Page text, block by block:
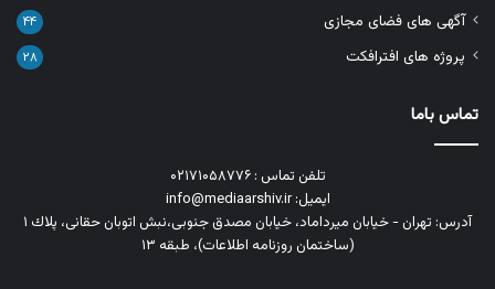
آگهی های فضای مجازی ۴۴
پروژه های افترافکت ۲۸
تماس باما
تلفن تماس : ۰۲۱۷۱۰۵۸۷۷۶
ایمیل: info@mediaarshiv.ir
آدرس: تهران - خیابان میرداماد، خیابان مصدق جنوبی،نبش اتوبان حقانی، پلاك ١
(ساختمان روزنامه اطلاعات)، طبقه ۱۳